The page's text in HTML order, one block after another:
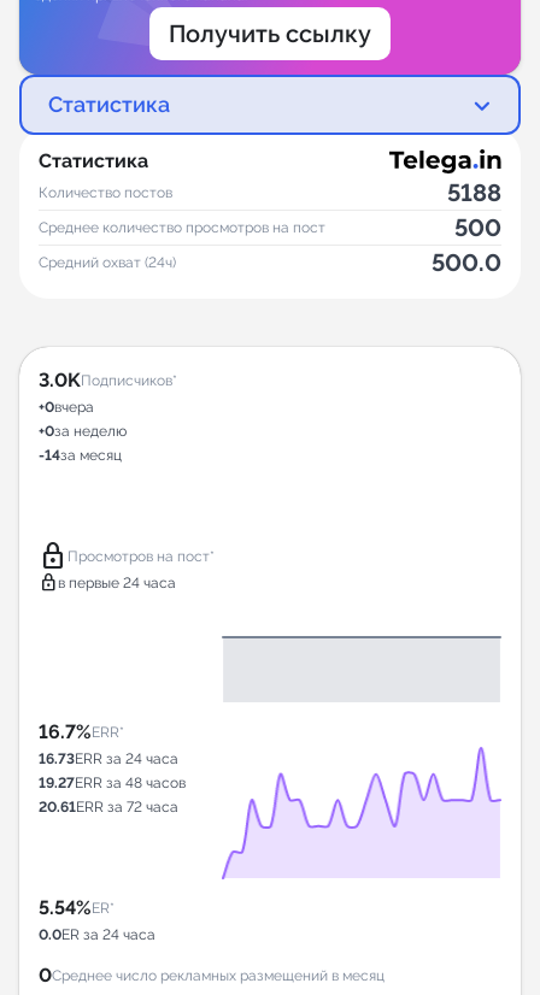
Получить ссылку
Статистика
Статистика
Количество постов 5188
Среднее количество просмотров на пост 500
Средний охват (24ч) 500.0
3.0KПодписчиков*
+0вчера
+0за неделю
-14за месяц
lock Просмотров на пост*
lock в первые 24 часа
16.7%ERR*
16.73ERR за 24 часа
19.27ERR за 48 часов
20.61ERR за 72 часа
5.54%ER*
0.0ER за 24 часа
0Среднее число рекламных размещений в месяц